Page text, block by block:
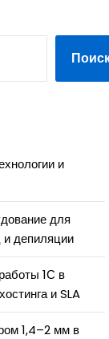
и
для
и депиляции
1С в
и SLA
1,4–2 мм в